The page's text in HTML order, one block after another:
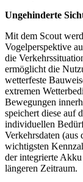
Ungehinderte
Mit dem Scout
Vogelperspektive
die
ermöglicht die
wetterfeste
extremen
Bewegungen
speichert diese auf
individuellen
Verkehrsdaten (aus
wichtigsten
der integrierte
längeren Zeitraum.